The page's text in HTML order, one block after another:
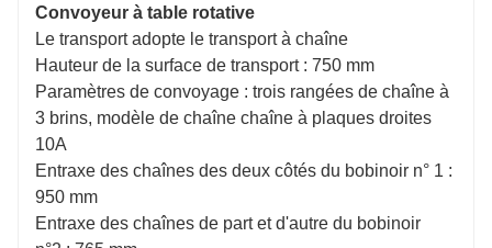
Convoyeur à table rotative
Le transport adopte le transport à chaîne
Hauteur de la surface de transport : 750 mm
Paramètres de convoyage : trois rangées de chaîne à
3 brins, modèle de chaîne chaîne à plaques droites
10A
Entraxe des chaînes des deux côtés du bobinoir n° 1 :
950 mm
Entraxe des chaînes de part et d'autre du bobinoir